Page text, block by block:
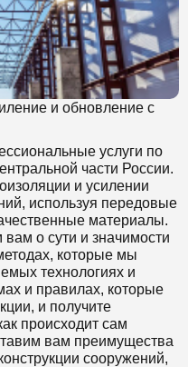
и обновление с
услуги по
части России.
и усилении
используя передовые
материалы.
о сути и значимости
которые мы
технологиях и
и правилах, которые
и получите
происходит сам
вам преимущества
сооружений,